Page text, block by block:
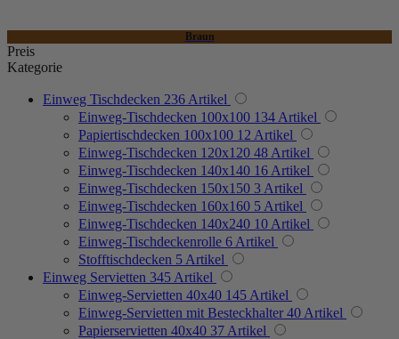
Preis
Kategorie
Einweg Tischdecken 236 Artikel
Einweg-Tischdecken 100x100 134 Artikel
Papiertischdecken 100x100 12 Artikel
Einweg-Tischdecken 120x120 48 Artikel
Einweg-Tischdecken 140x140 16 Artikel
Einweg-Tischdecken 150x150 3 Artikel
Einweg-Tischdecken 160x160 5 Artikel
Einweg-Tischdecken 140x240 10 Artikel
Einweg-Tischdeckenrolle 6 Artikel
Stofftischdecken 5 Artikel
Einweg Servietten 345 Artikel
Einweg-Servietten 40x40 145 Artikel
Einweg-Servietten mit Besteckhalter 40 Artikel
Papierservietten 40x40 37 Artikel